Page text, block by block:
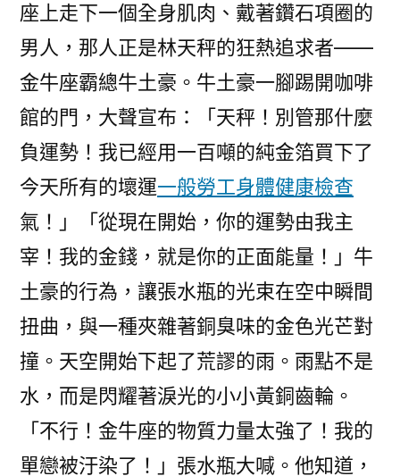
座上走下一個全身肌肉、戴著鑽石項圈的
男人，那人正是林天秤的狂熱追求者——
金牛座霸總牛土豪。牛土豪一腳踢開咖啡
館的門，大聲宣布：「天秤！別管那什麼
負運勢！我已經用一百噸的純金箔買下了
今天所有的壞運一般勞工身體健康檢查
氣！」「從現在開始，你的運勢由我主
宰！我的金錢，就是你的正面能量！」牛
土豪的行為，讓張水瓶的光束在空中瞬間
扭曲，與一種夾雜著銅臭味的金色光芒對
撞。天空開始下起了荒謬的雨。雨點不是
水，而是閃耀著淚光的小小黃銅齒輪。
「不行！金牛座的物質力量太強了！我的
單戀被汙染了！」張水瓶大喊。他知道，